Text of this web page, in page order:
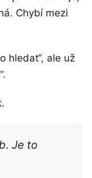
Chybí mezi
hledat“, ale už
Je to